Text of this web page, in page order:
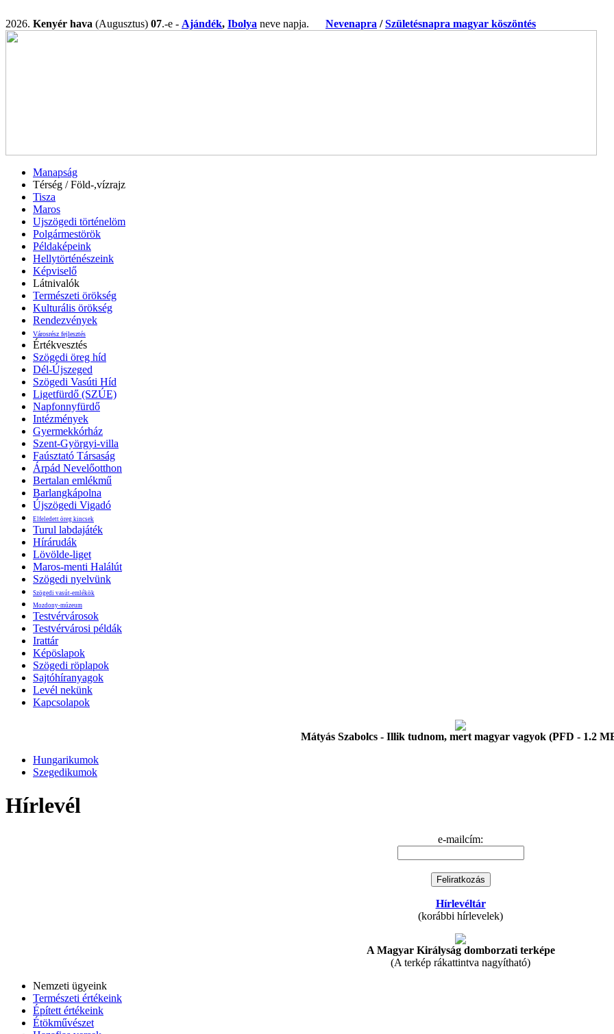
2026. Kenyér hava (Augusztus) 07.-e - Ajándék, Ibolya neve napja. Nevenapra /Születésnapra magyar köszöntés
Manapság
Térség / Föld-,vízrajz
Tisza
Maros
Ujszögedi történelöm
Polgármestörök
Példaképeink
Hellytörténészeink
Képviselő
Látnivalók
Természeti örökség
Kulturális örökség
Rendezvények
Városrész fejlesztés
Értékvesztés
Szögedi öreg híd
Dél-Újszeged
Szögedi Vasúti Híd
Ligetfürdő (SZÚE)
Napfonnyfürdő
Intézmények
Gyermekkórház
Szent-Györgyi-villa
Faúsztató Társaság
Árpád Nevelőotthon
Bertalan emlékmű
Barlangkápolna
Újszögedi Vigadó
Elfeledett öreg kincsek
Turul labdajáték
Hírárudák
Lövölde-liget
Maros-menti Halálút
Szögedi nyelvünk
Szögedi vasút-emlékök
Mozdony-múzeum
Testvérvárosok
Testvérvárosi példák
Irattár
Képöslapok
Szögedi röplapok
Sajtóhíranyagok
Levél nekünk
Kapcsolapok
Mátyás Szabolcs - Illik tudnom, mert magyar vagyok (PFD - 1.2
Hungarikumok
Szegedikumok
Hírlevél
e-mailcím:
Hírlevéltár
(korábbi hírlevelek)
A Magyar Királyság domborzati terképe
(A terkép rákattintva nagyítható)
Nemzeti ügyeink
Természeti értékeink
Épített értékeink
Étökművészet